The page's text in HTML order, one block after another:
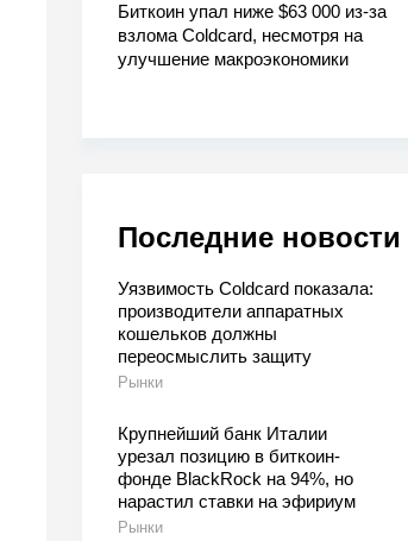
Биткоин упал ниже $63 000 из-за
взлома Coldcard, несмотря на
улучшение макроэкономики
Последние новости
Уязвимость Coldcard показала:
производители аппаратных
кошельков должны
переосмыслить защиту
Рынки
Крупнейший банк Италии
урезал позицию в биткоин-
фонде BlackRock на 94%, но
нарастил ставки на эфириум
Рынки